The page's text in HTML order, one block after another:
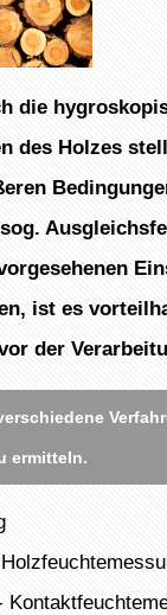
die
des Holzes
ist es
der
ermitteln.